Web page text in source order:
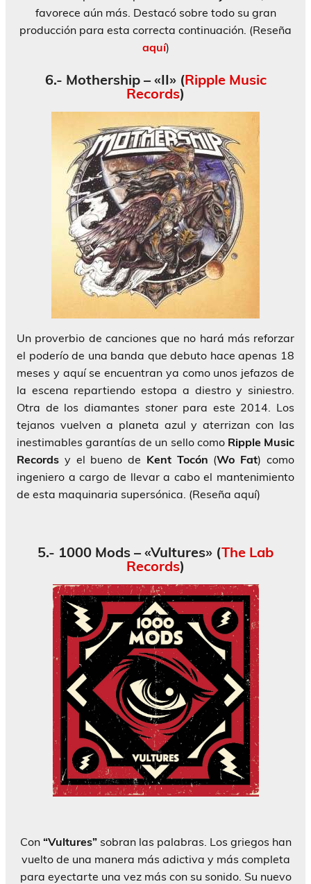
favorece aún más. Destacó sobre todo su gran
producción para esta correcta continuación. (Reseña
aquí)
6.- Mothership – «II» (Ripple Music
Records)
Un proverbio de canciones que no hará más reforzar
el poderío de una banda que debuto hace apenas 18
meses y aquí se encuentran ya como unos jefazos de
la escena repartiendo estopa a diestro y siniestro.
Otra de los diamantes stonerpara este 2014. Los
tejanos vuelven a planeta azul y aterrizan con las
inestimables garantías de un sello como Ripple Music
Records y el bueno de Kent Tocón (Wo Fat) como
ingeniero a cargo de llevar a cabo el mantenimiento
de esta maquinaria supersónica. (Reseña aquí)
5.- 1000 Mods – «Vultures» (The Lab
Records)
Con “Vultures”sobran las palabras. Los griegos han
vuelto de una manera más adictiva y más completa
para eyectarte una vez más con su sonido. Su nuevo